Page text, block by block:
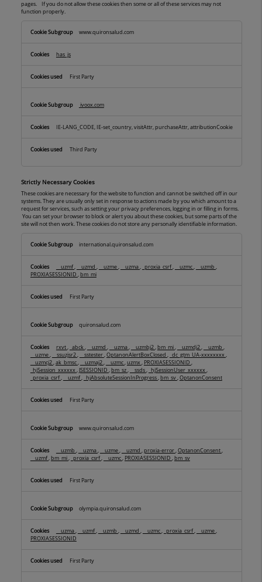
pages. If you do not allow these cookies then some or all of these services may not
function properly.
Cookies
www.quironsalud.com
has_js
First Party
ivoox.com
IE-LANG_CODE, IE-set_country, visitAttr, purchaseAttr, attributionCookie
Third Party
Strictly Necessary Cookies
These cookies are necessary for the website to function and cannot be switched off in our
systems. They are usually only set in response to actions made by you which amount to a
request for services, such as setting your privacy preferences, logging in or filling in forms.
You can set your browser to block or alert you about these cookies, but some parts of the
site will not then work. These cookies do not store any personally identifiable information.
Necessary
international.quironsalud.com
__uzmf, __uzmd , __uzme, __uzma, _proxia_csrf, __uzmc, __uzmb ,
PROXIASESSIONID ,bm_mi
First Party
quironsalud.com
rxvt, _abck, __uzmd , __uzma, __uzmbj2,bm_mi, __uzmdj2, __uzmb ,
__uzme, __ssuzjsr2, __sstester,OptanonAlertBoxClosed , _dc_gtm_UA-xxxxxxxx,
__uzmcj2,ak_bmsc, __uzmaj2, __uzmc,uzmx, PROXIASESSIONID ,
_hjSession_xxxxxx, JSESSIONID ,bm_sz, __ssds, _hjSessionUser_xxxxxx,
_proxia_csrf, __uzmf, _hjAbsoluteSessionInProgress,bm_sv,OptanonConsent
First Party
www.quironsalud.com
__uzmb , __uzma, __uzme, __uzmd ,proxia-error,OptanonConsent,
__uzmf,bm_mi, _proxia_csrf, __uzmc, PROXIASESSIONID ,bm_sv
First Party
olympia.quironsalud.com
__uzma, __uzmf, __uzmb , __uzmd , __uzmc, _proxia_csrf, __uzme,
PROXIASESSIONID
First Party